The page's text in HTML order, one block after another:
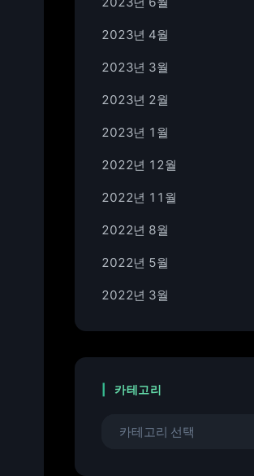
2023년 4월
2023년 3월
2023년 2월
2023년 1월
2022년 12월
2022년 11월
2022년 8월
2022년 5월
2022년 3월
카테고리